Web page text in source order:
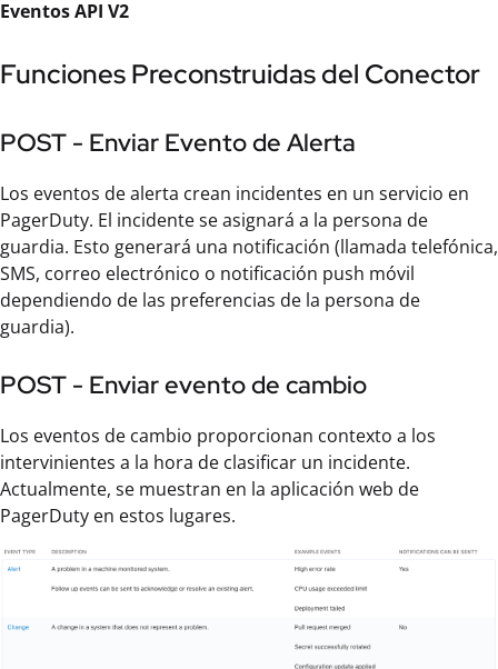
Eventos API V2
Funciones Preconstruidas del Conector
POST - Enviar Evento de Alerta
Los eventos de alerta crean incidentes en un servicio en
PagerDuty. El incidente se asignará a la persona de
guardia. Esto generará una notificación (llamada telefónica,
SMS, correo electrónico o notificación push móvil
dependiendo de las preferencias de la persona de
guardia).
POST - Enviar evento de cambio
Los eventos de cambio proporcionan contexto a los
intervinientes a la hora de clasificar un incidente.
Actualmente, se muestran en la aplicación web de
PagerDuty en estos lugares.